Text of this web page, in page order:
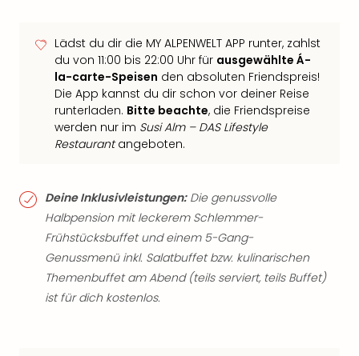
Lädst du dir die MY ALPENWELT APP runter, zahlst
du von 11:00 bis 22:00 Uhr für ausgewählte Á-
la-carte-Speisen den absoluten Friendspreis!
Die App kannst du dir schon vor deiner Reise
runterladen. Bitte beachte, die Friendspreise
werden nur im Susi Alm – DAS Lifestyle
Restaurantangeboten.
Deine Inklusivleistungen:Die genussvolle
Halbpension mit leckerem Schlemmer-
Frühstücksbuffet und einem 5-Gang-
Genussmenü inkl. Salatbuffet bzw. kulinarischen
Themenbuffet am Abend (teils serviert, teils Buffet)
ist für dich kostenlos.